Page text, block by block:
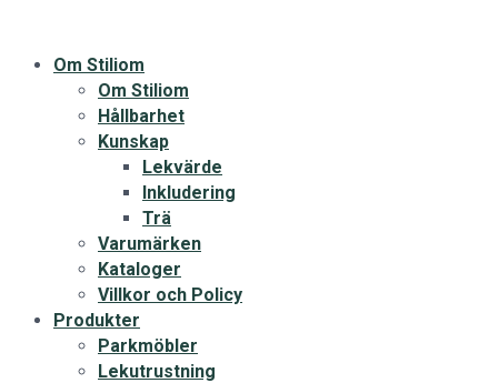
Om Stiliom
Om Stiliom
Hållbarhet
Kunskap
Lekvärde
Inkludering
Trä
Varumärken
Kataloger
Villkor och Policy
Produkter
Parkmöbler
Lekutrustning